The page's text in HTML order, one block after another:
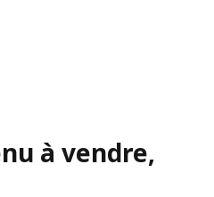
à vendre,